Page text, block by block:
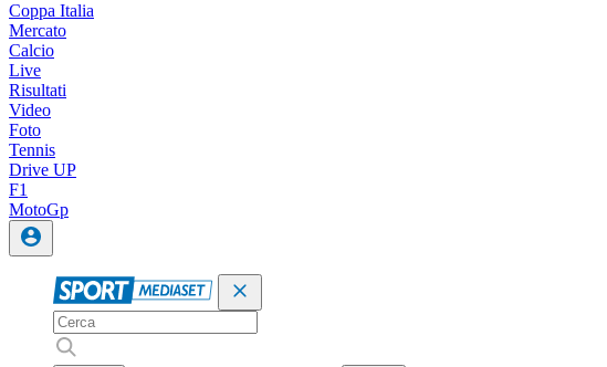
Coppa Italia
Mercato
Calcio
Live
Risultati
Video
Foto
Tennis
Drive UP
F1
MotoGp